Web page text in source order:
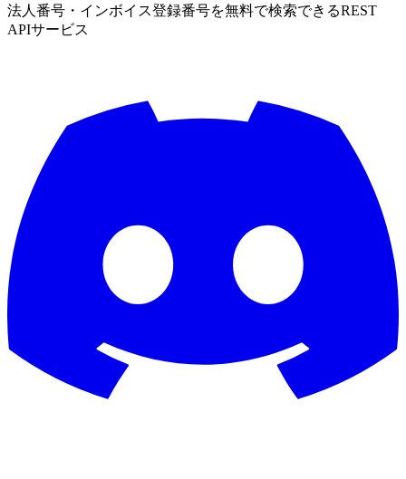
法人番号・インボイス登録番号を無料で検索できるREST
APIサービス